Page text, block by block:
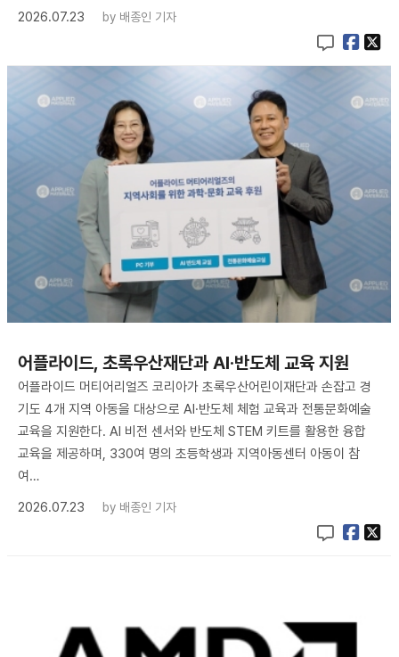
2026.07.23
by 배종인 기자
어플라이드, 초록우산재단과 AI·반도체 교육 지원
어플라이드 머티어리얼즈 코리아가 초록우산어린이재단과 손잡고 경
기도 4개 지역 아동을 대상으로 AI·반도체 체험 교육과 전통문화예술
교육을 지원한다. AI 비전 센서와 반도체 STEM 키트를 활용한 융합
교육을 제공하며, 330여 명의 초등학생과 지역아동센터 아동이 참
여…
2026.07.23
by 배종인 기자